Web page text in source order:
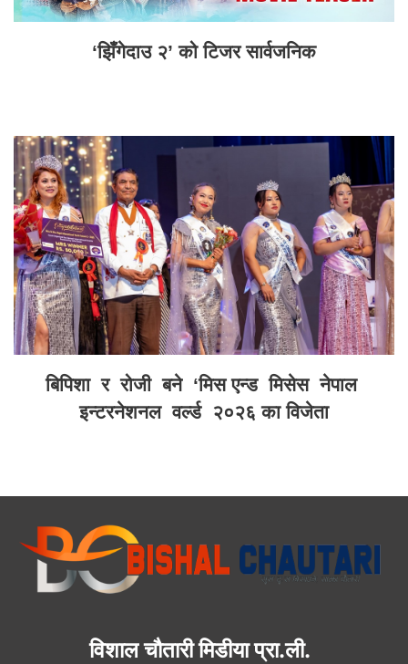
‘झिँगेदाउ २’ को टिजर सार्वजनिक
बिपिशा र रोजी बने ‘मिस एन्ड मिसेस नेपाल
इन्टरनेशनल वर्ल्ड २०२६ का विजेता
विशाल चौतारी मिडीया प्रा.ली.